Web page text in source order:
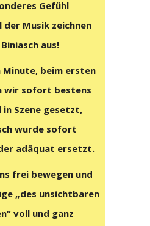
Gefühl
der Musik zeichnen
aus!
beim ersten
wir sofort bestens
Szene gesetzt,
wurde sofort
adäquat ersetzt.
frei bewegen und
„des unsichtbaren
voll und ganz